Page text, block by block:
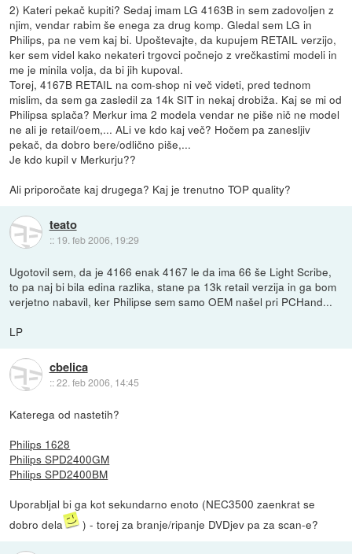
2) Kateri pekač kupiti? Sedaj imam LG 4163B in sem zadovoljen z
njim, vendar rabim še enega za drug komp. Gledal sem LG in
Philips, pa ne vem kaj bi. Upoštevajte, da kupujem RETAIL verzijo,
ker sem videl kako nekateri trgovci počnejo z vrečkastimi modeli in
me je minila volja, da bi jih kupoval.
Torej, 4167B RETAIL na com-shop ni več videti, pred tednom
mislim, da sem ga zasledil za 14k SIT in nekaj drobiža. Kaj se mi od
Philipsa splača? Merkur ima 2 modela vendar ne piše nič ne model
ne ali je retail/oem,... ALi ve kdo kaj več? Hočem pa zanesljiv
pekač, da dobro bere/odlično piše,...
Je kdo kupil v Merkurju??
Ali priporočate kaj drugega? Kaj je trenutno TOP quality?
teato
:: 19. feb 2006, 19:29
Ugotovil sem, da je 4166 enak 4167 le da ima 66 še Light Scribe,
to pa naj bi bila edina razlika, stane pa 13k retail verzija in ga bom
verjetno nabavil, ker Philipse sem samo OEM našel pri PCHand...
LP
cbelica
::22. feb 2006, 14:45
Katerega od nastetih?
Philips 1628
Philips SPD2400GM
Philips SPD2400BM
Uporabljal bi ga kot sekundarno enoto (NEC3500 zaenkrat se
dobro dela
) - torej za branje/ripanje DVDjev pa za scan-e?